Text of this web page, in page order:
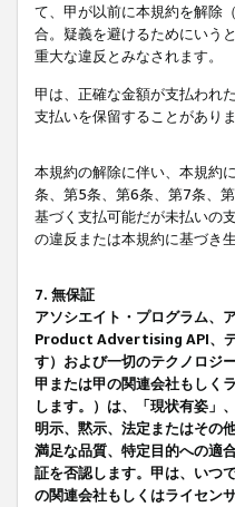
て、甲が以前に本規約を解除
合。疑義を避けるためにいう
重大な違反とみなされます。
甲は、正確な金額が支払われ
支払いを保留することがありま
本規約の解除に伴い、本規約
条、第5条、第6条、第7条、
基づく支払可能だが未払いの
の違反または本規約に基づき
7. 無保証
アソシエイト・プログラム、
Product Advertising API、デ
す）および一切のテクノロジ
甲または甲の関連会社もしく
します。）は、「現状有姿」
明示、黙示、法定またはその
満足な品質、特定目的への適
証を否認します。甲は、いつ
の関連会社もしくはライセン